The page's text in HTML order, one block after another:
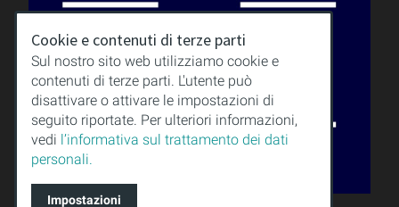
Cookie e contenuti di terze parti
Sul nostro sito web utilizziamo cookie e
contenuti di terze parti. L'utente può
disattivare o attivare le impostazioni di
seguito riportate. Per ulteriori informazioni,
vedi l’informativa sul trattamento dei dati
personali.
Impostazioni